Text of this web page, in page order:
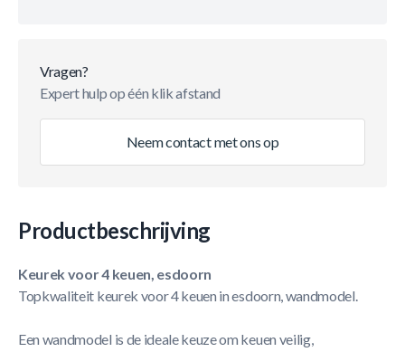
Vragen?
Expert hulp op één klik afstand
Neem contact met ons op
Productbeschrijving
Keurek voor 4 keuen, esdoorn
Topkwaliteit keurek voor 4 keuen in esdoorn, wandmodel.
Een wandmodel is de ideale keuze om keuen veilig,